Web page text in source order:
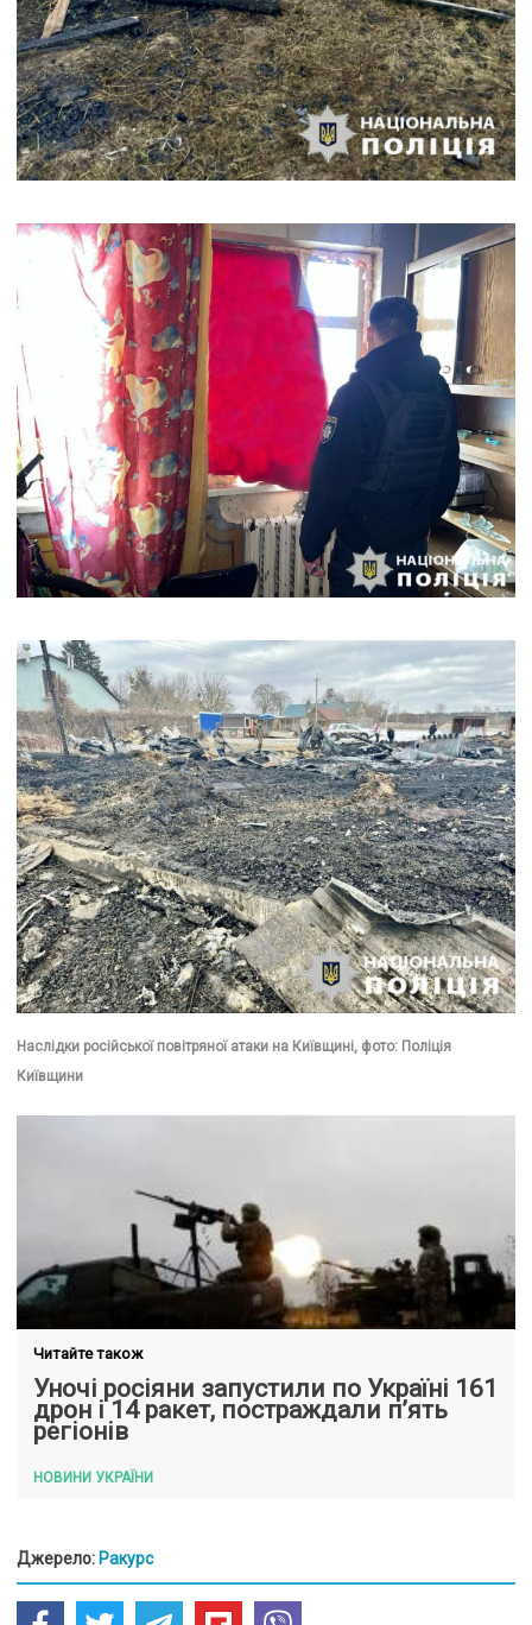
Наслідки російської повітряної атаки на Київщині, фото: Поліція
Київщини
Читайте також
Уночі росіяни запустили по Україні 161
дрон і 14 ракет, постраждали п’ять
регіонів
НОВИНИ УКРАЇНИ
Джерело: Ракурс